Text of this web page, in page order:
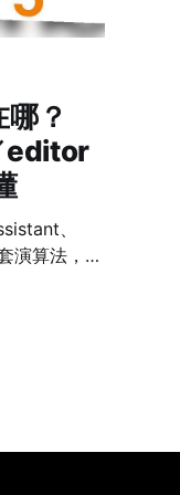
？
editor
、
演算法，差
（完整